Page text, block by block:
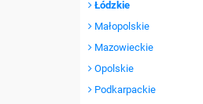
Łódzkie
Małopolskie
Mazowieckie
Opolskie
Podkarpackie